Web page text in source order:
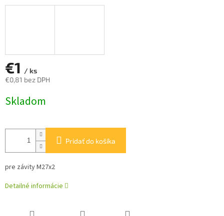
€1 / ks
€0,81 bez DPH
cena:
Skladom
Pridať do košíka
pre závity M27x2
Detailné informácie